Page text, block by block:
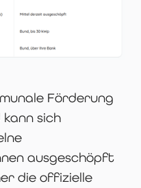
Förderung
sich
ausgeschöpft
die offizielle